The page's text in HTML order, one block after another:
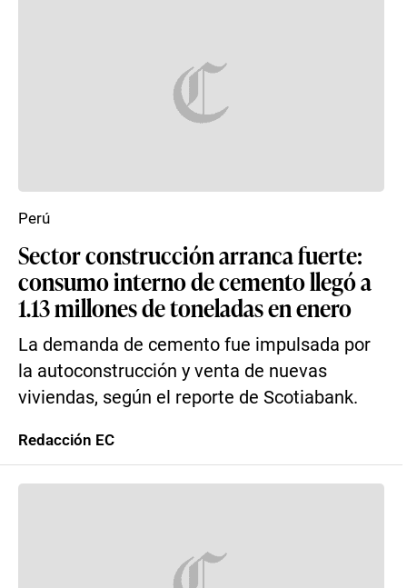
Sector construcción arranca fuerte:
consumo interno de cemento llegó a
1.13 millones de toneladas en enero
La demanda de cemento fue impulsada por
la autoconstrucción y venta de nuevas
viviendas, según el reporte de Scotiabank.
Perú
Redacción EC